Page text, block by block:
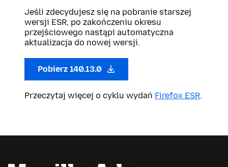
Jeśli zdecydujesz się na pobranie starszej
wersji ESR, po zakończeniu okresu
przejściowego nastąpi automatyczna
aktualizacja do nowej wersji.
Pobierz 140.13.0
Przeczytaj więcej o cyklu wydań Firefox ESR.